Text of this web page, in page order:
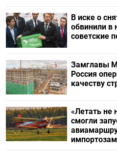
В иске о
обвинили в
советские
Замглавы
Россия
качеству
«Летать не
смогли